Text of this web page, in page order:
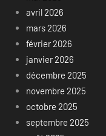
avril 2026
mars 2026
février 2026
janvier 2026
décembre 2025
novembre 2025
octobre 2025
septembre 2025